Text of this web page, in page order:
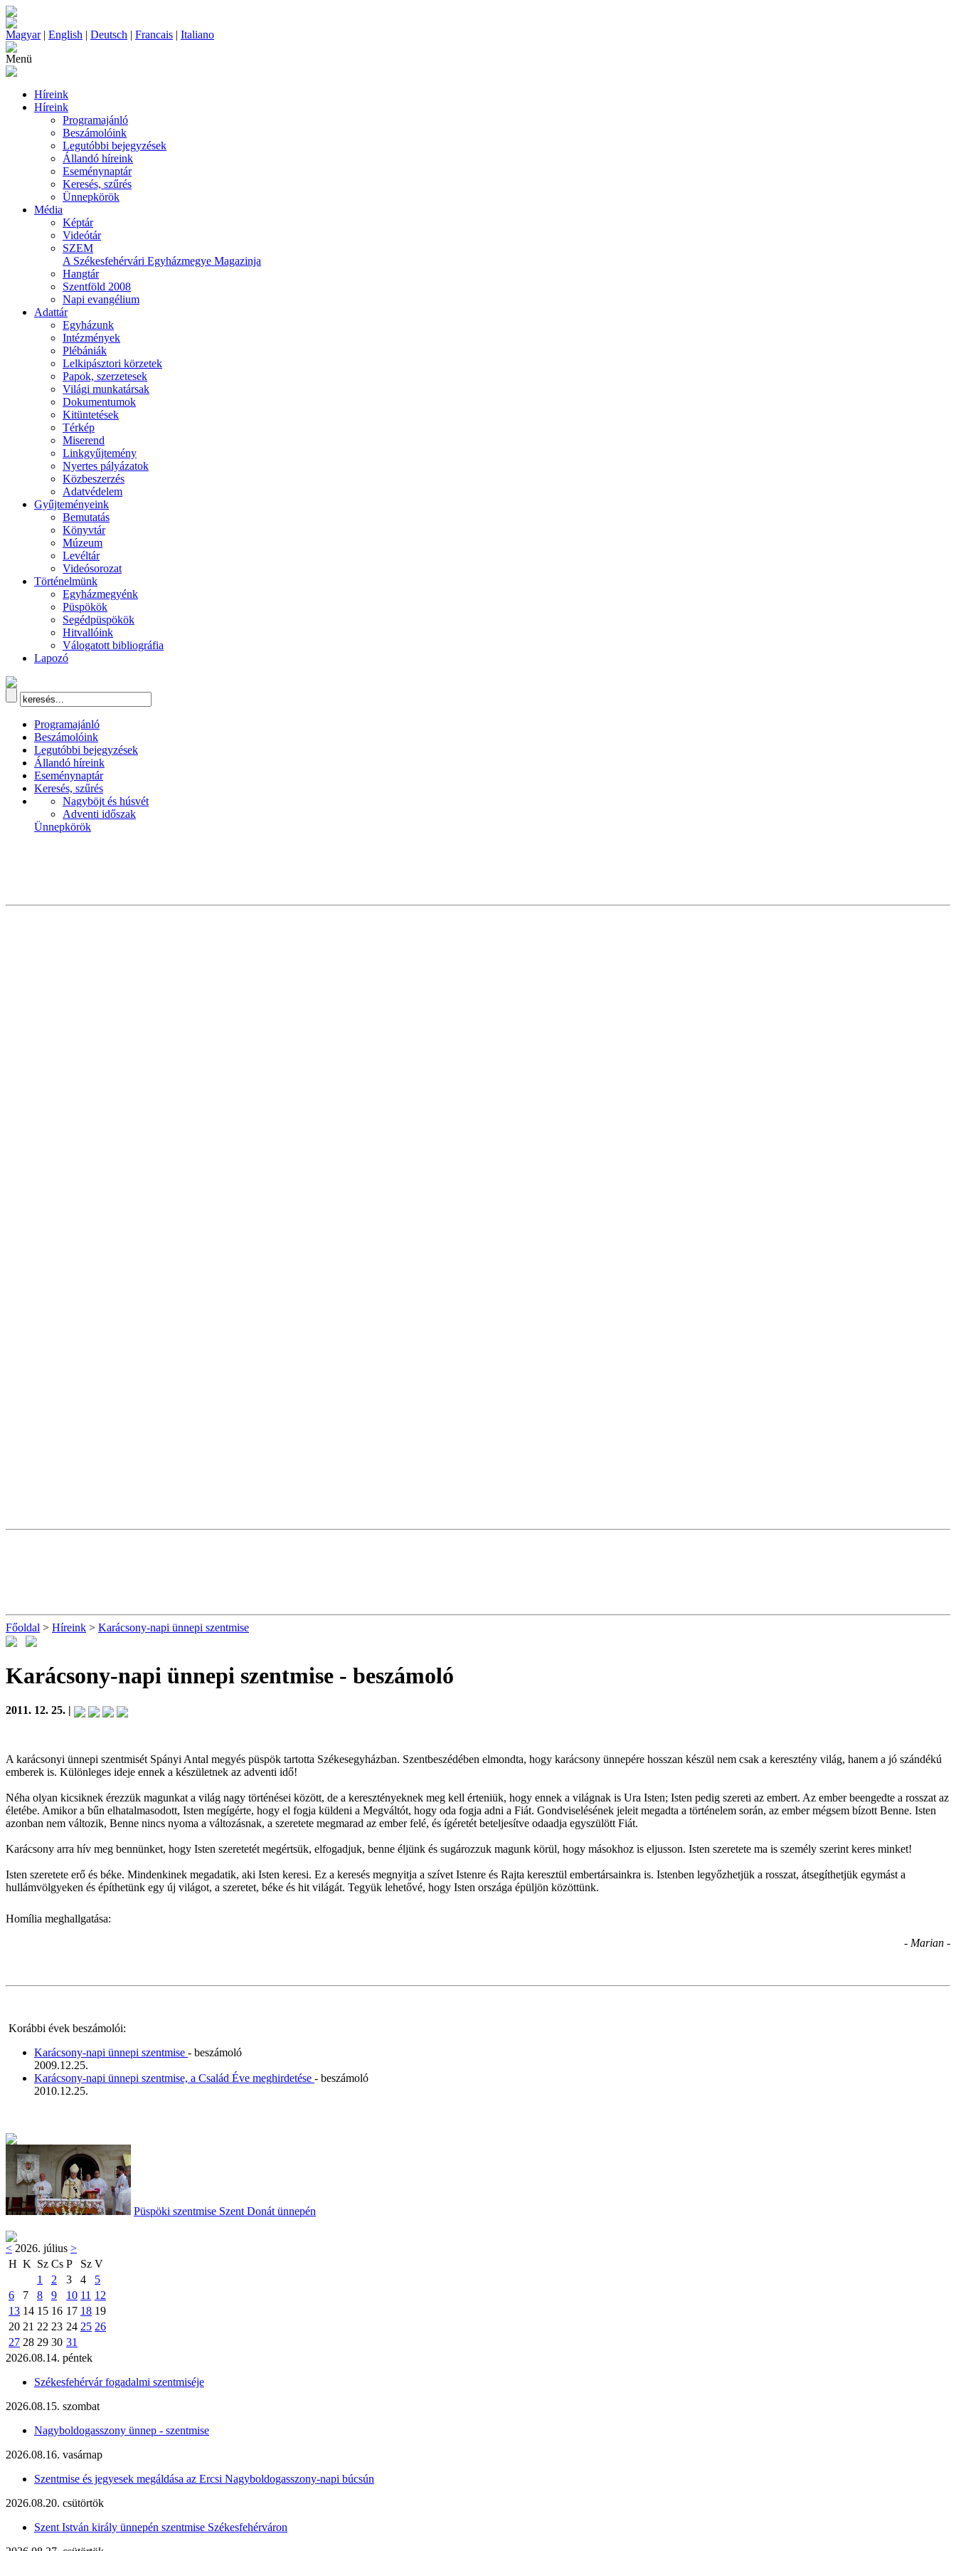
Magyar| English | Deutsch | Francais | Italiano
Menü
Híreink
Híreink
Programajánló
Beszámolóink
Legutóbbi bejegyzések
Állandó híreink
Eseménynaptár
Keresés, szűrés
Ünnepkörök
Média
Képtár
Videótár
SZEM
A Székesfehérvári Egyházmegye Magazinja
Hangtár
Szentföld 2008
Napi evangélium
Adattár
Egyházunk
Intézmények
Plébániák
Lelkipásztori körzetek
Papok, szerzetesek
Világi munkatársak
Dokumentumok
Kitüntetések
Térkép
Miserend
Linkgyűjtemény
Nyertes pályázatok
Közbeszerzés
Adatvédelem
Gyűjteményeink
Bemutatás
Könyvtár
Múzeum
Levéltár
Videósorozat
Történelmünk
Egyházmegyénk
Püspökök
Segédpüspökök
Hitvallóink
Válogatott bibliográfia
Lapozó
Programajánló
Beszámolóink
Legutóbbi bejegyzések
Állandó híreink
Eseménynaptár
Keresés, szűrés
Nagyböjt és húsvét
Adventi időszak
Ünnepkörök
Főoldal > Híreink > Karácsony-napi ünnepi szentmise
Karácsony-napi ünnepi szentmise - beszámoló
2011. 12. 25. |
A karácsonyi ünnepi szentmisét Spányi Antal megyés püspök tartotta Székesegyházban. Szentbeszédében elmondta, hogy karácsony ünnepére hosszan készül nem csak a keresztény világ, hanem a jó szándékú
emberek is. Különleges ideje ennek a készületnek az adventi idő!
Néha olyan kicsiknek érezzük magunkat a világ nagy történései között, de a keresztényeknek meg kell érteniük, hogy ennek a világnak is Ura Isten; Isten pedig szereti az embert. Az ember beengedte a rosszat az
életébe. Amikor a bűn elhatalmasodott, Isten megígérte, hogy el fogja küldeni a Megváltót, hogy oda fogja adni a Fiát. Gondviselésének jeleit megadta a történelem során, az ember mégsem bízott Benne. Isten
azonban nem változik, Benne nincs nyoma a változásnak, a szeretete megmarad az ember felé, és ígéretét beteljesítve odaadja egyszülött Fiát.
Karácsony arra hív meg bennünket, hogy Isten szeretetét megértsük, elfogadjuk, benne éljünk és sugározzuk magunk körül, hogy másokhoz is eljusson. Isten szeretete ma is személy szerint keres minket!
Isten szeretete erő és béke. Mindenkinek megadatik, aki Isten keresi. Ez a keresés megnyitja a szívet Istenre és Rajta keresztül embertársainkra is. Istenben legyőzhetjük a rosszat, átsegíthetjük egymást a
hullámvölgyeken és építhetünk egy új világot, a szeretet, béke és hit világát. Tegyük lehetővé, hogy Isten országa épüljön közöttünk.
Homília meghallgatása:
- Marian -
Korábbi évek beszámolói:
Karácsony-napi ünnepi szentmise - beszámoló
2009.12.25.
Karácsony-napi ünnepi szentmise, a Család Éve meghirdetése - beszámoló
2010.12.25.
Püspöki szentmise Szent Donát ünnepén
< 2026. július >
H K Sz Cs P Sz V
1
2 3 4
5
6
7 8 9 10 11 12
13 14 15 16 17 18 19
20 21 22 23 24 25 26
27 28 29 30 31
2026.08.14. péntek
Székesfehérvár fogadalmi szentmiséje
2026.08.15. szombat
Nagyboldogasszony ünnep - szentmise
2026.08.16. vasárnap
Szentmise és jegyesek megáldása az Ercsi Nagyboldogasszony-napi búcsún
2026.08.20. csütörtök
Szent István király ünnepén szentmise Székesfehérváron